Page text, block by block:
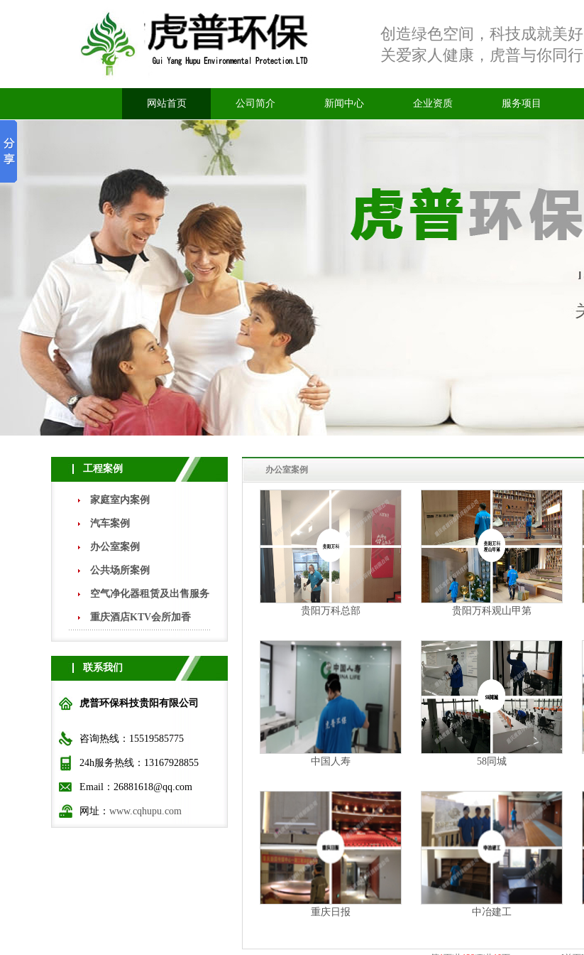
创造绿色空间，科技成就美好
关爱家人健康，虎普与你同行
网站首页 公司简介 新闻中心 企业资质 服务项目
工程案例
家庭室内案例
汽车案例
办公室案例
公共场所案例
空气净化器租赁及出售服务
重庆酒店KTV会所加香
联系我们
虎普环保科技贵阳有限公司
咨询热线：15519585775
24h服务热线：13167928855
Email：26881618@qq.com
网址： www.cqhupu.com
办公室案例
贵阳万科总部 贵阳万科观山甲第
中国人寿 58同城
重庆日报 中冶建工